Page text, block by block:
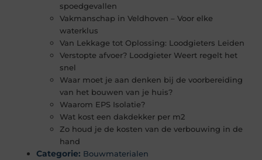
spoedgevallen
Vakmanschap in Veldhoven – Voor elke
waterklus
Van Lekkage tot Oplossing: Loodgieters Leiden
Verstopte afvoer? Loodgieter Weert regelt het
snel
Waar moet je aan denken bij de voorbereiding
van het bouwen van je huis?
Waarom EPS Isolatie?
Wat kost een dakdekker per m2
Zo houd je de kosten van de verbouwing in de
hand
Categorie: Bouwmaterialen